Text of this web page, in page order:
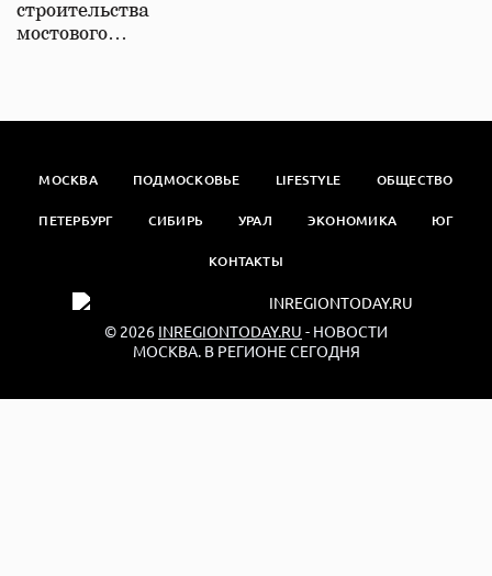
строительства
мостового…
МОСКВА ПОДМОСКОВЬЕ LIFESTYLE ОБЩЕСТВО
ПЕТЕРБУРГ СИБИРЬ УРАЛ ЭКОНОМИКА ЮГ
КОНТАКТЫ
© 2026 INREGIONTODAY.RU - НОВОСТИ
МОСКВА. В РЕГИОНЕ СЕГОДНЯ